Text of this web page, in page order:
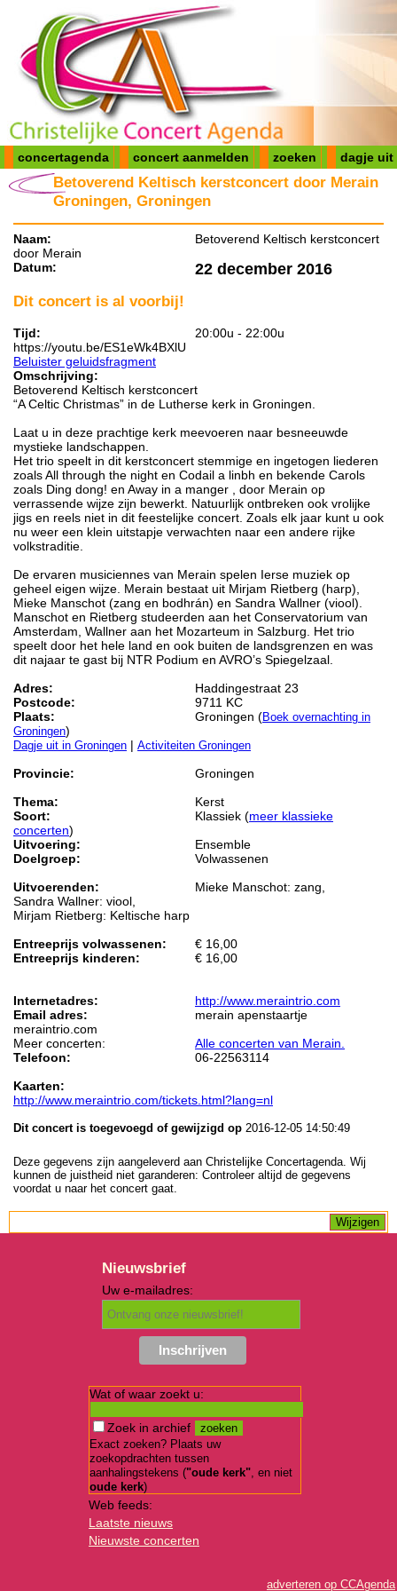
concertagenda concert aanmelden zoeken dagje uit
Betoverend Keltisch kerstconcert door Merain
Groningen, Groningen
Naam:
Betoverend Keltisch kerstconcert
door Merain
Datum:
22 december 2016
Dit concert is al voorbij!
Tijd:
20:00u - 22:00u
https://youtu.be/ES1eWk4BXlU
Beluister geluidsfragment
Omschrijving:
Betoverend Keltisch kerstconcert
“A Celtic Christmas” in de Lutherse kerk in Groningen.
Laat u in deze prachtige kerk meevoeren naar besneeuwde
mystieke landschappen.
Het trio speelt in dit kerstconcert stemmige en ingetogen liederen
zoals All through the night en Codail a linbh en bekende Carols
zoals Ding dong! en Away in a manger , door Merain op
verrassende wijze zijn bewerkt. Natuurlijk ontbreken ook vrolijke
jigs en reels niet in dit feestelijke concert. Zoals elk jaar kunt u ook
nu weer een klein uitstapje verwachten naar een andere rijke
volkstraditie.
De ervaren musiciennes van Merain spelen Ierse muziek op
geheel eigen wijze. Merain bestaat uit Mirjam Rietberg (harp),
Mieke Manschot (zang en bodhrán) en Sandra Wallner (viool).
Manschot en Rietberg studeerden aan het Conservatorium van
Amsterdam, Wallner aan het Mozarteum in Salzburg. Het trio
speelt door het hele land en ook buiten de landsgrenzen en was
dit najaar te gast bij NTR Podium en AVRO’s Spiegelzaal.
Adres:
Haddingestraat 23
Postcode:
9711 KC
Plaats:
Groningen (Boek overnachting in
Groningen)
Dagje uit in Groningen | Activiteiten Groningen
Provincie:
Groningen
Thema:
Kerst
Soort:
Klassiek (meer klassieke
concerten)
Uitvoering:
Ensemble
Doelgroep:
Volwassenen
Uitvoerenden:
Mieke Manschot: zang,
Sandra Wallner: viool,
Mirjam Rietberg: Keltische harp
Entreeprijs volwassenen:
€ 16,00
Entreeprijs kinderen:
€ 16,00
Internetadres:
http://www.meraintrio.com
Email adres:
merain apenstaartje
meraintrio.com
Meer concerten:
Alle concerten van Merain.
Telefoon:
06-22563114
Kaarten:
http://www.meraintrio.com/tickets.html?lang=nl
Dit concert is toegevoegd of gewijzigd op 2016-12-05 14:50:49
Deze gegevens zijn aangeleverd aan Christelijke Concertagenda. Wij
kunnen de juistheid niet garanderen: Controleer altijd de gegevens
voordat u naar het concert gaat.
Nieuwsbrief
Uw e-mailadres:
Wat of waar zoekt u:
Zoek in archief
Exact zoeken? Plaats uw
zoekopdrachten tussen
aanhalingstekens ("oude kerk", en niet
oude kerk)
Web feeds:
Laatste nieuws
Nieuwste concerten
adverteren op CCAgenda